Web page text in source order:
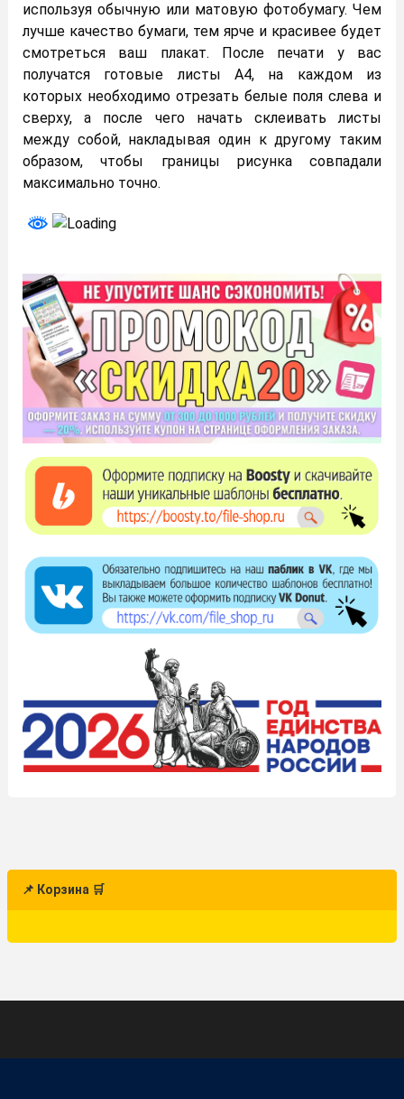
используя обычную или матовую фотобумагу. Чем
лучше качество бумаги, тем ярче и красивее будет
смотреться ваш плакат. После печати у вас
получатся готовые листы А4, на каждом из
которых необходимо отрезать белые поля слева и
сверху, а после чего начать склеивать листы
между собой, накладывая один к другому таким
образом, чтобы границы рисунка совпадали
максимально точно.
📌 Корзина 🛒